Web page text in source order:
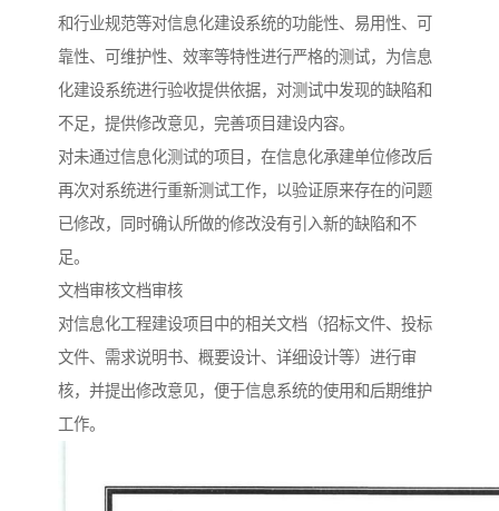
和行业规范等对信息化建设系统的功能性、易用性、可
靠性、可维护性、效率等特性进行严格的测试，为信息
化建设系统进行验收提供依据，对测试中发现的缺陷和
不足，提供修改意见，完善项目建设内容。
对未通过信息化测试的项目，在信息化承建单位修改后
再次对系统进行重新测试工作，以验证原来存在的问题
已修改，同时确认所做的修改没有引入新的缺陷和不
足。
文档审核文档审核
对信息化工程建设项目中的相关文档（招标文件、投标
文件、需求说明书、概要设计、详细设计等）进行审
核，并提出修改意见，便于信息系统的使用和后期维护
工作。